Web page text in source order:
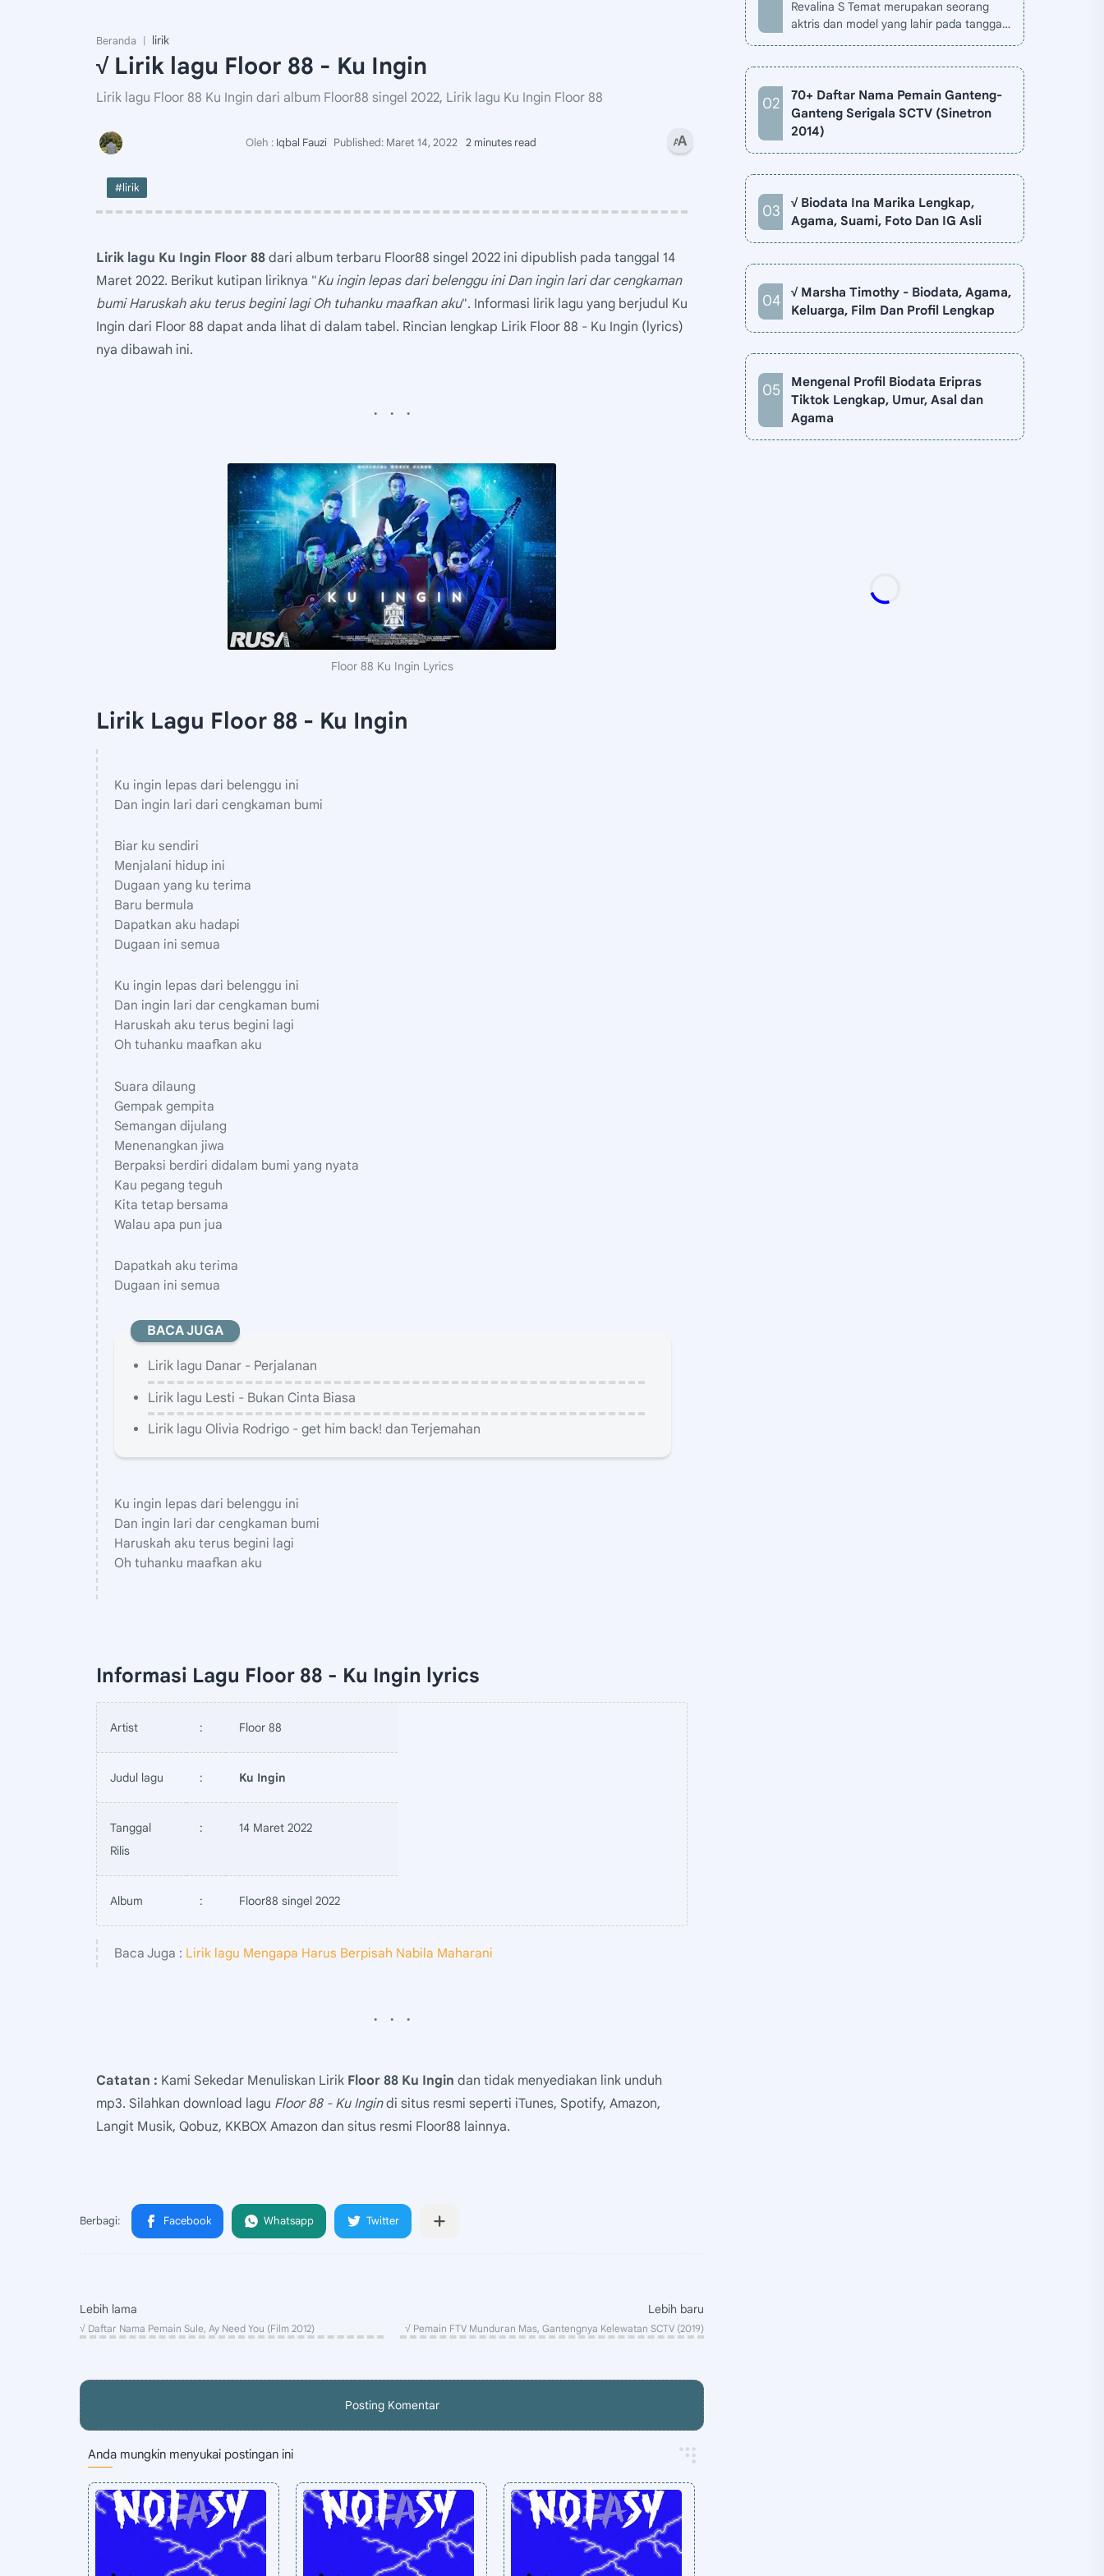
Beranda lirik
√ Lirik lagu Floor 88 - Ku Ingin
Lirik lagu Floor 88 Ku Ingin dari album Floor88 singel 2022, Lirik lagu Ku Ingin Floor 88
2 minutes read
#lirik
Lirik lagu Ku Ingin Floor 88 dari album terbaru Floor88 singel 2022 ini dipublish pada tanggal 14
Maret 2022. Berikut kutipan liriknya "Ku ingin lepas dari belenggu ini Dan ingin lari dar cengkaman
bumi Haruskah aku terus begini lagi Oh tuhanku maafkan aku". Informasi lirik lagu yang berjudul Ku
Ingin dari Floor 88 dapat anda lihat di dalam tabel. Rincian lengkap Lirik Floor 88 - Ku Ingin (lyrics)
nya dibawah ini.
Floor 88 Ku Ingin Lyrics
Lirik Lagu Floor 88 - Ku Ingin
Ku ingin lepas dari belenggu ini
Dan ingin lari dari cengkaman bumi
Biar ku sendiri
Menjalani hidup ini
Dugaan yang ku terima
Baru bermula
Dapatkan aku hadapi
Dugaan ini semua
Ku ingin lepas dari belenggu ini
Dan ingin lari dar cengkaman bumi
Haruskah aku terus begini lagi
Oh tuhanku maafkan aku
Suara dilaung
Gempak gempita
Semangan dijulang
Menenangkan jiwa
Berpaksi berdiri didalam bumi yang nyata
Kau pegang teguh
Kita tetap bersama
Walau apa pun jua
Dapatkah aku terima
Dugaan ini semua
BACA JUGA
Lirik lagu Danar - Perjalanan
Lirik lagu Lesti - Bukan Cinta Biasa
Lirik lagu Olivia Rodrigo - get him back! dan Terjemahan
Ku ingin lepas dari belenggu ini
Dan ingin lari dar cengkaman bumi
Haruskah aku terus begini lagi
Oh tuhanku maafkan aku
Informasi Lagu Floor 88 - Ku Ingin lyrics
Artist : Floor 88
Judul lagu : Ku Ingin
Tanggal
Rilis
: 14 Maret 2022
Album : Floor88 singel 2022
Baca Juga : Lirik lagu Mengapa Harus Berpisah Nabila Maharani
Catatan : Kami Sekedar Menuliskan Lirik Floor 88 Ku Ingin dan tidak menyediakan link unduh
mp3. Silahkan download lagu Floor 88 - Ku Ingindi situs resmi seperti iTunes, Spotify, Amazon,
Langit Musik, Qobuz, KKBOX Amazon dan situs resmi Floor88 lainnya.
Posting Komentar
Anda mungkin menyukai postingan ini
Revalina S Temat merupakan seorang
aktris dan model yang lahir pada tanggal
70+ Daftar Nama Pemain Ganteng-
Ganteng Serigala SCTV (Sinetron
2014)
√ Biodata Ina Marika Lengkap,
Agama, Suami, Foto Dan IG Asli
√ Marsha Timothy - Biodata, Agama,
Keluarga, Film Dan Profil Lengkap
Mengenal Profil Biodata Eripras
Tiktok Lengkap, Umur, Asal dan
Agama